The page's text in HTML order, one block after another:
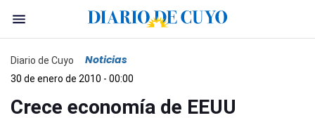
Diario de Cuyo Noticias
30 de enero de 2010 - 00:00
Crece economía de EEUU